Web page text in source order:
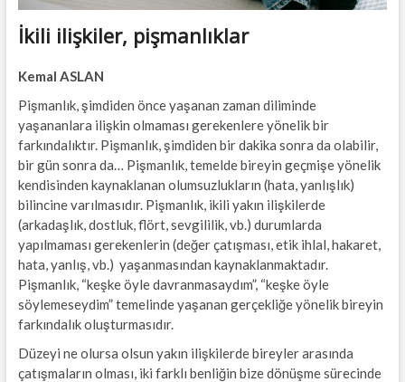
İkili ilişkiler, pişmanlıklar
Kemal ASLAN
Pişmanlık, şimdiden önce yaşanan zaman diliminde
yaşananlara ilişkin olmaması gerekenlere yönelik bir
farkındalıktır. Pişmanlık, şimdiden bir dakika sonra da olabilir,
bir gün sonra da… Pişmanlık, temelde bireyin geçmişe yönelik
kendisinden kaynaklanan olumsuzlukların (hata, yanlışlık)
bilincine varılmasıdır. Pişmanlık, ikili yakın ilişkilerde
(arkadaşlık, dostluk, flört, sevgililik, vb.) durumlarda
yapılmaması gerekenlerin (değer çatışması, etik ihlal, hakaret,
hata, yanlış, vb.) yaşanmasından kaynaklanmaktadır.
Pişmanlık, “keşke öyle davranmasaydım”, “keşke öyle
söylemeseydim” temelinde yaşanan gerçekliğe yönelik bireyin
farkındalık oluşturmasıdır.
Düzeyi ne olursa olsun yakın ilişkilerde bireyler arasında
çatışmaların olması, iki farklı benliğin bize dönüşme sürecinde